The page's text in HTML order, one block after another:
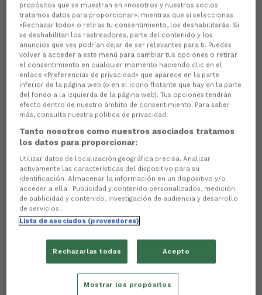
propósitos que se muestran en «nosotros y nuestros socios
tratamos datos para proporcionar», mientras que si seleccionas
«Rechazar todo» o retiras tu consentimiento, los deshabilitarás. Si
se deshabilitan los rastreadores, parte del contenido y los
anuncios que ves podrían dejar de ser relevantes para ti. Puedes
volver a acceder a este menú para cambiar tus opciones o retirar
el consentimiento en cualquier momento haciendo clic en el
enlace «Preferencias de privacidad» que aparece en la parte
inferior de la página web (o en el icono flotante que hay en la parte
del fondo a la izquierda de la página web). Tus opciones tendrán
efecto dentro de nuestro ámbito de consentimiento. Para saber
más, consulta nuestra política de privacidad.
Tanto nosotros como nuestros asociados tratamos
los datos para proporcionar:
Utilizar datos de localización geográfica precisa. Analizar
activamente las características del dispositivo para su
identificación. Almacenar la información en un dispositivo y/o
acceder a ella . Publicidad y contenido personalizados, medición
de publicidad y contenido, investigación de audiencia y desarrollo
de servicios .
Lista de asociados (proveedores)
Rechazarlas todas Acepto
Mostrar los propósitos